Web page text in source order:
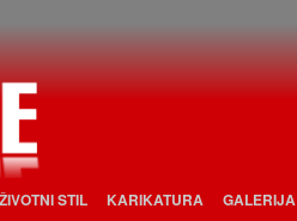
ŽIVOTNI STIL KARIKATURA GALERIJA